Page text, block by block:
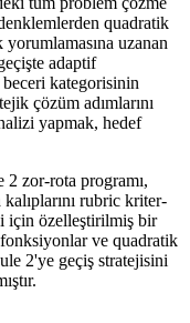
quadratik
uzanan
adaptif
kategorisinin
çözüm adımlarını
yapmak, hedef
zor-rota programı,
rubric kriter-
için özelleştirilmiş bir
ve quadratik
2'ye geçiş stratejisini